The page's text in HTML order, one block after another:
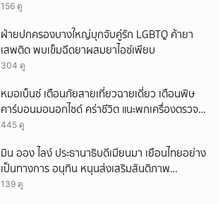
156 ดู
ฝ่ายปกครองบางใหญ่บุกจับคู่รัก LGBTQ ค้ายา
เสพติด พบเข็มฉีดยาผสมยาไอซ์เพียบ
304 ดู
หมอเบ็นซ์ เตือนภัยสายเที่ยวฉายเดี่ยว เตือนพิษ
คาร์บอนมอนอกไซด์ คร่าชีวิต แนะพกเครื่องตรวจ
วัดติดตัว
445 ดู
มิน ออง ไลง์ ประธานาธิบดีเมียนมา เยือนไทยอย่าง
เป็นทางการ อนุทิน หนุนส่งเสริมสันติภาพ
เสถียรภาพชายแดน
139 ดู